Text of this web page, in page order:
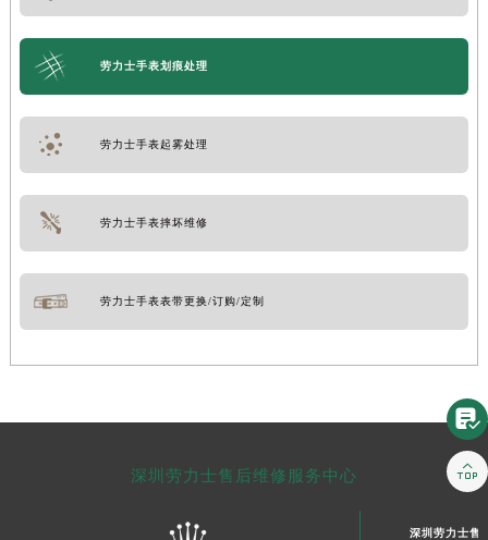
劳力士手表划痕处理
劳力士手表起雾处理
劳力士手表摔坏维修
劳力士手表表带更换/订购/定制
深圳劳力士售后维修服务中心
深圳劳力士售

